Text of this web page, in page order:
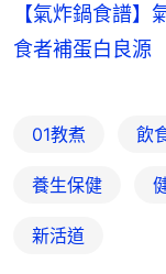
【氣炸鍋食譜
食者補蛋白良源
01教煮 飲
養生保健
新活道